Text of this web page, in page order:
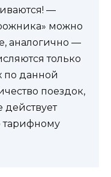
—
можно
аналогично —
только
по данной
поездок,
действует
тарифному